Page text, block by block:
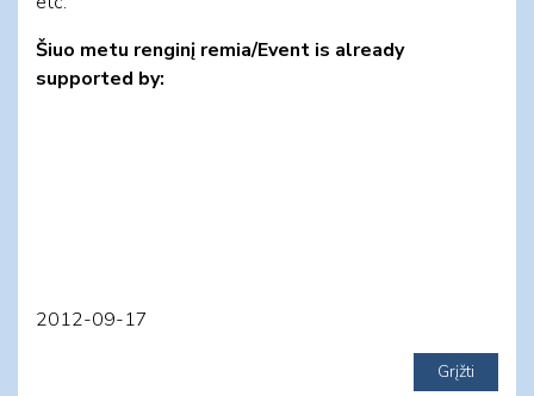
Šiuo metu renginį remia/Event is already
supported by:
2012-09-17